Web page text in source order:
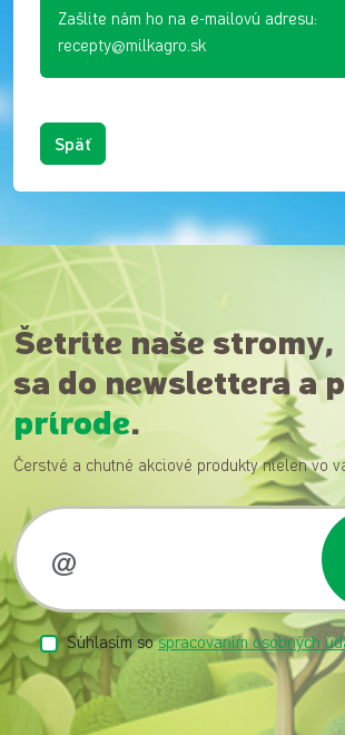
Zašlite nám ho na e-mailovú adresu:
recepty@milkagro.sk
Späť
Šetrite naše
sa do newslettera a
prírode.
Čerstvé a chutné akciové produkty nielen vo
Súhlasím sospracovaním osobných